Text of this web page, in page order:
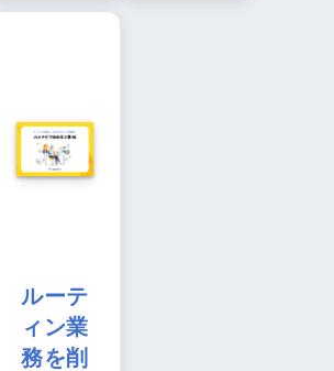
ルーテ
ィン業
務を削